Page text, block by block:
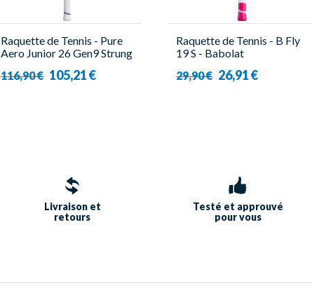
Raquette de Tennis - Pure
Aero Junior 26 Gen9 Strung
116,90 € 105,21 €
Raquette de Tennis - B Fly
19 S - Babolat
29,90 € 26,91 €
Livraison et
retours
Testé et approuvé
pour vous